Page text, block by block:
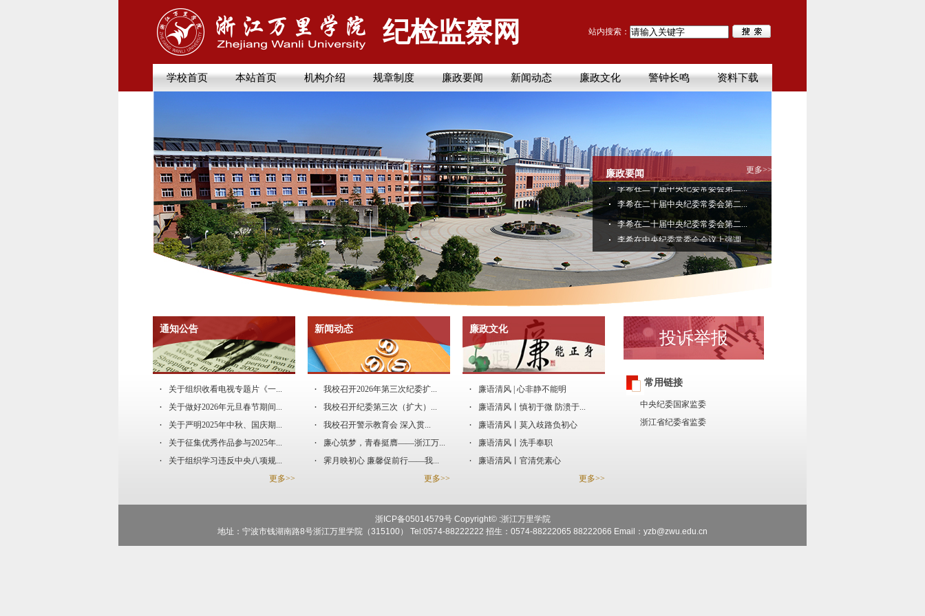
纪检监察网 站内搜索：
学校首页 本站首页 机构介绍 规章制度 廉政要闻 新闻动态 廉政文化 警钟长鸣 资料下载
廉政要闻
李希在二十届中央纪委常委会第二...
李希在中央纪委常委会会议上强调...
李希在二十届中央纪委常委会第二...
李希在二十届中央纪委常委会第二...
李希在二十届中央纪委常委会第二...
李希在中央纪委常委会会议上强调...
李希在二十届中央纪委常委会第二...
李希在二十届中央纪委常委会第二...
更多>>
通知公告
关于组织收看电视专题片《一...
关于做好2026年元旦春节期间...
关于严明2025年中秋、国庆期...
关于征集优秀作品参与2025年...
关于组织学习违反中央八项规...
更多>>
新闻动态
我校召开2026年第三次纪委扩...
我校召开纪委第三次（扩大）...
我校召开警示教育会 深入贯...
廉心筑梦，青春挺膺——浙江万...
霁月映初心 廉馨促前行——我...
更多>>
廉政文化
廉语清风 | 心非静不能明
廉语清风丨慎初于微 防溃于...
廉语清风丨莫入歧路负初心
廉语清风丨洗手奉职
廉语清风丨官清凭素心
更多>>
投诉举报
常用链接
中央纪委国家监委
浙江省纪委省监委
浙ICP备05014579号 Copyright© :浙江万里学院
地址：宁波市钱湖南路8号浙江万里学院（315100） Tel:0574-88222222 招生：0574-88222065 88222066 Email：yzb@zwu.edu.cn